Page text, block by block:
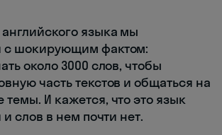
языка мы
с шокирующим фактом:
около 3000 слов, чтобы
часть текстов и общаться на
темы. И кажется, что это язык
и слов в нем почти нет.